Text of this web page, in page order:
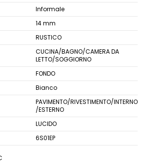
Informale
14 mm
RUSTICO
CUCINA/BAGNO/CAMERA DA
LETTO/SOGGIORNO
FONDO
Bianco
PAVIMENTO/RIVESTIMENTO/INTERNO
/ESTERNO
LUCIDO
6S01EP